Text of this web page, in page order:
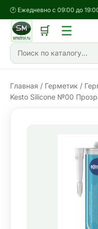
🕐 Ежедневно с 09:00 до
🛒 ☰
Главная / Герметик /
Kesto Silicone №00